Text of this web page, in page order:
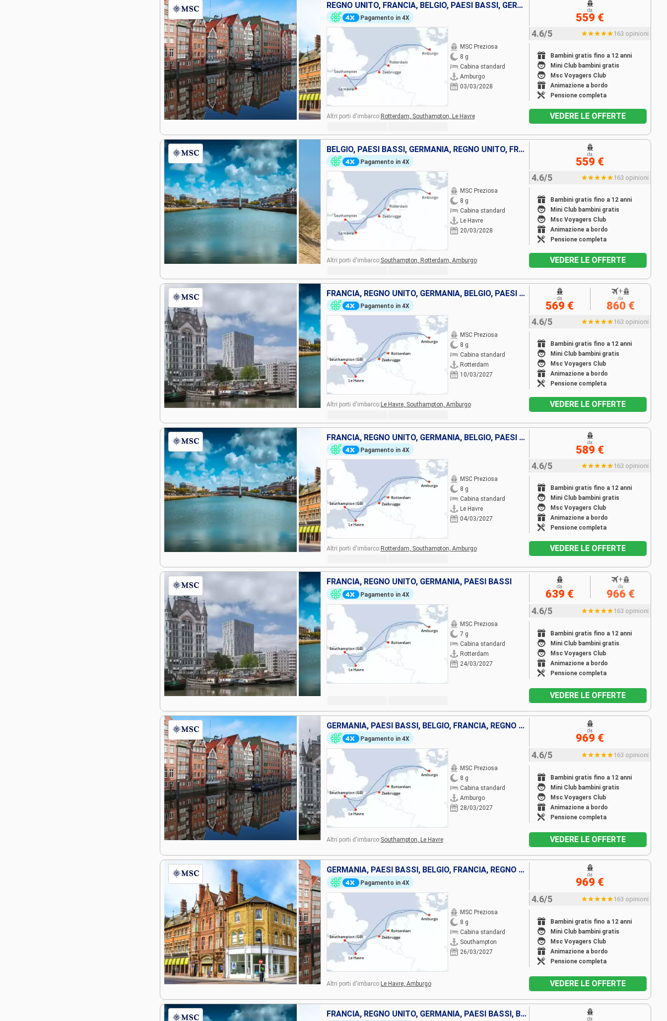
REGNO UNITO, FRANCIA, BELGIO, PAESI BASSI, GERMANIA
Pagamento in 4X
MSC Preziosa
8 g
Cabina standard
Amburgo
03/03/2028
4.6/5 163 opinioni
Bambini gratis fino a 12 anni
Mini Club bambini gratis
Msc Voyagers Club
Animazione a bordo
Pensione completa
da
559 €
Altri porti d'imbarco:Rotterdam, Southampton, Le Havre VEDERE LE OFFERTE
BELGIO, PAESI BASSI, GERMANIA, REGNO UNITO, FRANCIA
Pagamento in 4X
MSC Preziosa
8 g
Cabina standard
Le Havre
20/03/2028
4.6/5 163 opinioni
Bambini gratis fino a 12 anni
Mini Club bambini gratis
Msc Voyagers Club
Animazione a bordo
Pensione completa
da
559 €
Altri porti d'imbarco:Southampton, Rotterdam, Amburgo VEDERE LE OFFERTE
FRANCIA, REGNO UNITO, GERMANIA, BELGIO, PAESI BASSI
Pagamento in 4X
MSC Preziosa
8 g
Cabina standard
Rotterdam
10/03/2027
4.6/5 163 opinioni
Bambini gratis fino a 12 anni
Mini Club bambini gratis
Msc Voyagers Club
Animazione a bordo
Pensione completa
da
569 €
+
da
860 €
Altri porti d'imbarco:Le Havre, Southampton, Amburgo VEDERE LE OFFERTE
FRANCIA, REGNO UNITO, GERMANIA, BELGIO, PAESI BASSI
Pagamento in 4X
MSC Preziosa
8 g
Cabina standard
Le Havre
04/03/2027
4.6/5 163 opinioni
Bambini gratis fino a 12 anni
Mini Club bambini gratis
Msc Voyagers Club
Animazione a bordo
Pensione completa
da
589 €
Altri porti d'imbarco:Rotterdam, Southampton, Amburgo VEDERE LE OFFERTE
FRANCIA, REGNO UNITO, GERMANIA, PAESI BASSI
Pagamento in 4X
MSC Preziosa
7 g
Cabina standard
Rotterdam
24/03/2027
4.6/5 163 opinioni
Bambini gratis fino a 12 anni
Mini Club bambini gratis
Msc Voyagers Club
Animazione a bordo
Pensione completa
da
639 €
+
da
966 €
VEDERE LE OFFERTE
GERMANIA, PAESI BASSI, BELGIO, FRANCIA, REGNO UNITO
Pagamento in 4X
MSC Preziosa
8 g
Cabina standard
Amburgo
28/03/2027
4.6/5 163 opinioni
Bambini gratis fino a 12 anni
Mini Club bambini gratis
Msc Voyagers Club
Animazione a bordo
Pensione completa
da
969 €
Altri porti d'imbarco:Southampton, Le Havre VEDERE LE OFFERTE
GERMANIA, PAESI BASSI, BELGIO, FRANCIA, REGNO UNITO
Pagamento in 4X
MSC Preziosa
8 g
Cabina standard
Southampton
26/03/2027
4.6/5 163 opinioni
Bambini gratis fino a 12 anni
Mini Club bambini gratis
Msc Voyagers Club
Animazione a bordo
Pensione completa
da
969 €
Altri porti d'imbarco:Le Havre, Amburgo VEDERE LE OFFERTE
FRANCIA, REGNO UNITO, GERMANIA, PAESI BASSI, BELGIO
da